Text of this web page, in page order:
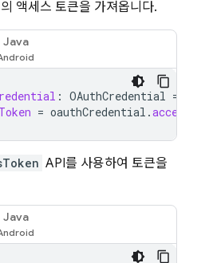
액세스 토큰을 가져옵니다.
Java
: OAuthCredential =
= oauthCredential .
API를 사용하여 토큰을
Java